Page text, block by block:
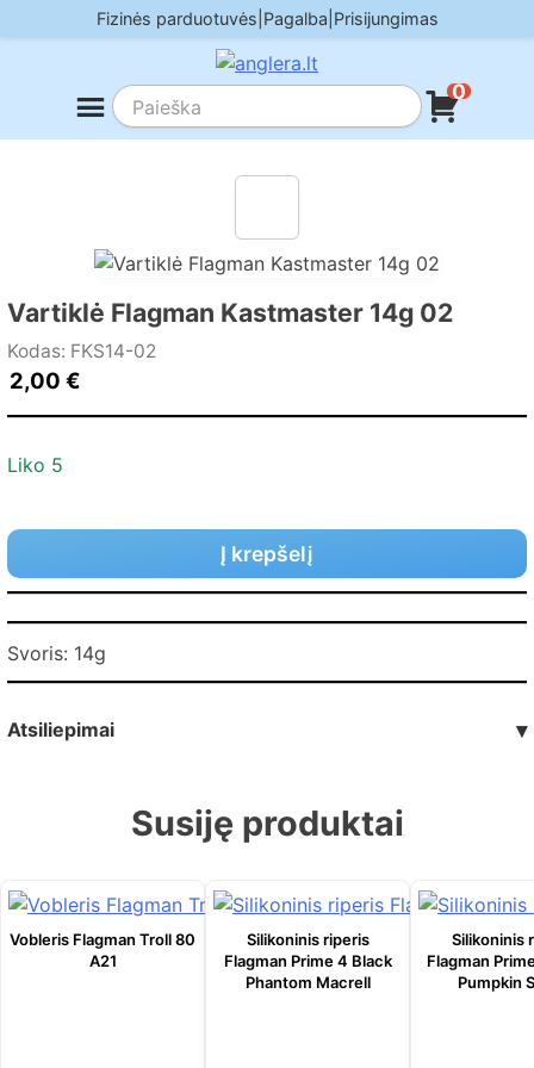
to
Fizinės parduotuvės Pagalba Prisijungimas
0
Vartiklė Flagman Kastmaster 14g 02
Kodas: FKS14-02
2,00 €
Liko 5
Į krepšelį
Svoris: 14g
Atsiliepimai ▾
Susiję produktai
Vobleris Flagman Troll 80
A21
Silikoninis riperis
Flagman Prime 4 Black
Phantom Macrell
Silikoninis
Flagman
Pumpkin